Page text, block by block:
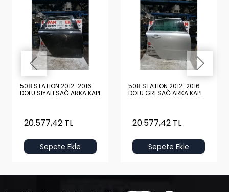
508 STATİON 2012-2016
DOLU SİYAH SAĞ ARKA KAPI
20.577,42 TL
Sepete Ekle
508 STATİON 2012-2016
DOLU GRİ SAĞ ARKA KAPI
20.577,42 TL
Sepete Ekle